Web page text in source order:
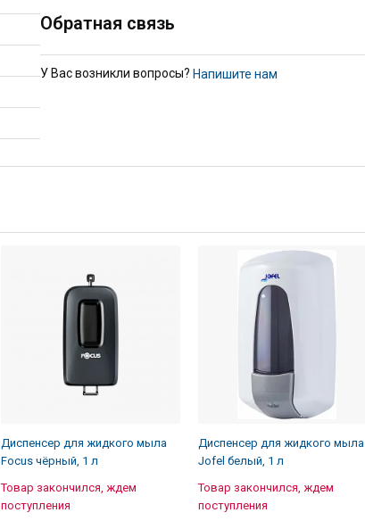
Обратная связь
У Вас возникли вопросы? Напишите нам
Диспенсер для жидкого мыла
Focus чёрный, 1 л
Товар закончился, ждем
поступления
Диспенсер для жидкого мыла
Jofel белый, 1 л
Товар закончился, ждем
поступления